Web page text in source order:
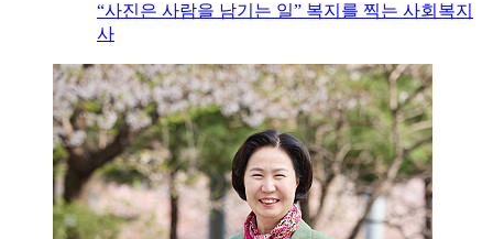
“사진은 사람을 남기는 일” 복지를 찍는 사회복지
사